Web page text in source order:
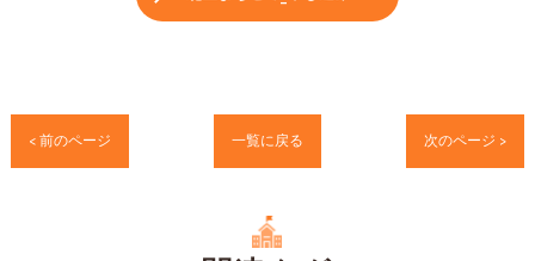
< 前のページ 一覧に戻る 次のページ >